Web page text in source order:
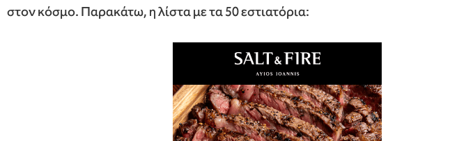
στον κόσμο. Παρακάτω, η λίστα με τα 50 εστιατόρια: